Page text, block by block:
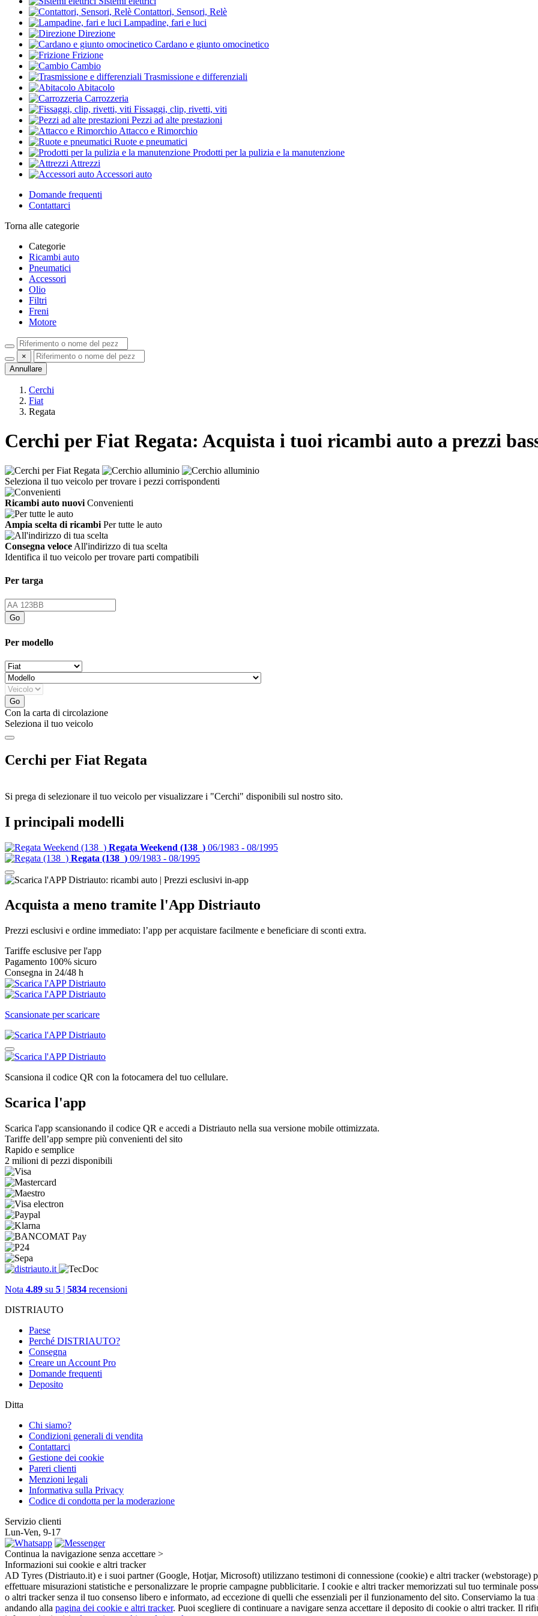
Contattori, Sensori, Relè
Lampadine, fari e luci
Direzione
Cardano e giunto omocinetico
Frizione
Cambio
Trasmissione e differenziali
Abitacolo
Carrozzeria
Fissaggi, clip, rivetti, viti
Pezzi ad alte prestazioni
Attacco e Rimorchio
Ruote e pneumatici
Prodotti per la pulizia e la manutenzione
Attrezzi
Accessori auto
Domande frequenti
Contattarci
Torna alle categorie
Categorie
Ricambi auto
Pneumatici
Accessori
Olio
Filtri
Freni
Motore
×
Annullare
Cerchi
Fiat
Regata
Cerchi per Fiat Regata: Acquista i tuoi ricambi auto a prezzi
Seleziona il tuo veicolo per trovare i pezzi corrispondenti
Ricambi auto nuovi Convenienti
Ampia scelta di ricambi Per tutte le auto
Consegna veloce All'indirizzo di tua scelta
Identifica il tuo veicolo per trovare parti compatibili
Per targa
Go
Per modello
Go
Con la carta di circolazione
Seleziona il tuo veicolo
Cerchi per Fiat Regata
Si prega di selezionare il tuo veicolo per visualizzare i "Cerchi" disponibili sul nostro sito.
I principali modelli
Regata Weekend (138_) 06/1983 - 08/1995
Regata (138_) 09/1983 - 08/1995
Acquista a meno tramite l'App Distriauto
Prezzi esclusivi e ordine immediato: l’app per acquistare facilmente e beneficiare di sconti extra.
Tariffe esclusive per l'app
Pagamento 100% sicuro
Consegna in 24/48 h
Scansionate per scaricare
Scansiona il codice QR con la fotocamera del tuo cellulare.
Scarica l'app
Scarica l'app scansionando il codice QR e accedi a Distriauto nella sua versione mobile ottimizzata.
Tariffe dell’app sempre più convenienti del sito
Rapido e semplice
2 milioni di pezzi disponibili
Nota 4.89 su 5 | 5834 recensioni
DISTRIAUTO
Paese
Perché DISTRIAUTO?
Consegna
Creare un Account Pro
Domande frequenti
Deposito
Ditta
Chi siamo?
Condizioni generali di vendita
Contattarci
Gestione dei cookie
Pareri clienti
Menzioni legali
Informativa sulla Privacy
Codice di condotta per la moderazione
Servizio clienti
Lun-Ven, 9-17
Continua la navigazione senza accettare >
Informazioni sui cookie e altri tracker
AD Tyres (Distriauto.it) e i suoi partner (Google, Hotjar, Microsoft) utilizzano testimoni di connessione (cookie) e altri tracker (webstorage)
effettuare misurazioni statistiche e personalizzare le proprie campagne pubblicitarie. I cookie e altri tracker memorizzati sul tuo terminale
o altri tracker senza il tuo consenso libero e informato, ad eccezione di quelli che essenziali per il funzionamento del sito. Conserviamo la
andando alla pagina dei cookie e altri tracker. Puoi scegliere di continuare a navigare senza accettare il deposito di cookie o altri tracker. Il